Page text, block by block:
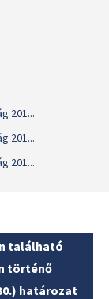
201...
201...
201...
található
történő
határozat